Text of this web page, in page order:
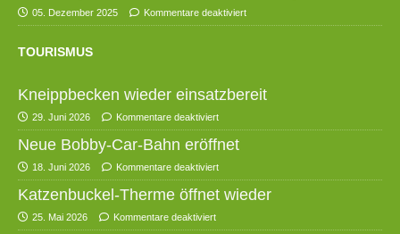
05. Dezember 2025 Kommentare deaktiviert
TOURISMUS
Kneippbecken wieder einsatzbereit
29. Juni 2026 Kommentare deaktiviert
Neue Bobby-Car-Bahn eröffnet
18. Juni 2026 Kommentare deaktiviert
Katzenbuckel-Therme öffnet wieder
25. Mai 2026 Kommentare deaktiviert